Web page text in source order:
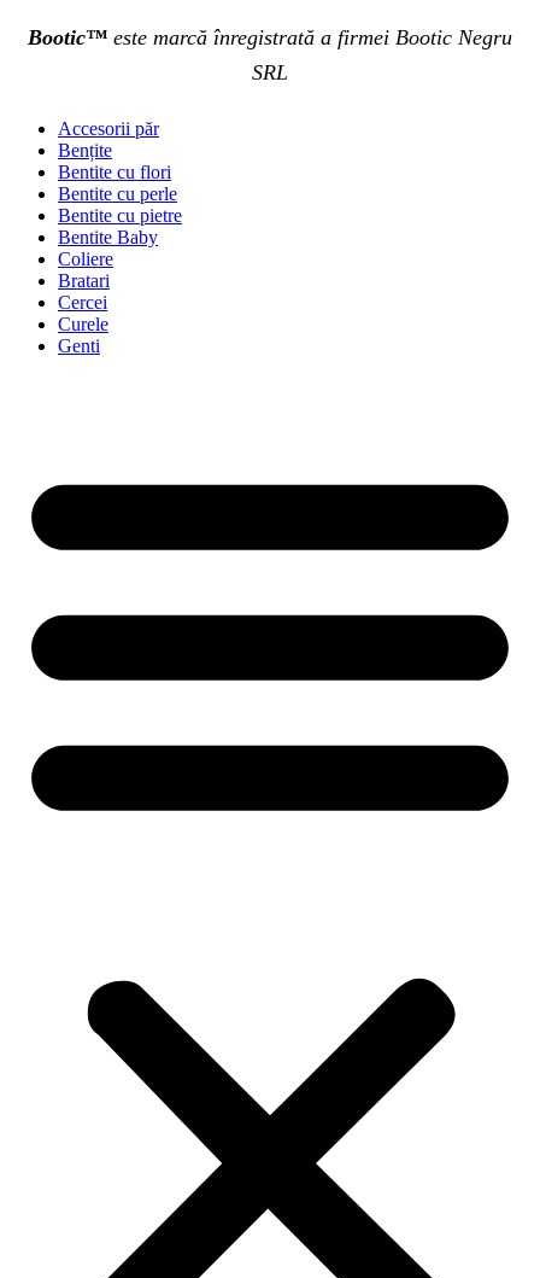
Bootic™ este marcă înregistrată a firmei Bootic Negru
SRL
Accesorii păr
Bențite
Bentite cu flori
Bentite cu perle
Bentite cu pietre
Bentite Baby
Coliere
Bratari
Cercei
Curele
Genti